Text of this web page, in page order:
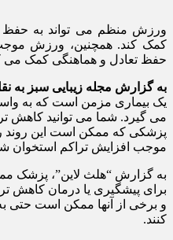
ورزش منظم می تواند به حفظ
کمک کند. همچنین، ورزش
حفظ تعادل و هماهنگی کمک می
به گزارش مجله زیبایی سبز به
یک بیماری مزمن است که به
می گیرد. شما می توانید کاهش
پزشکی که ممکن است این روند
موجب افزایش تراکم استخوان
به گزارش “هلث لاین”، پزشک
برای پیشگیری یا درمان کاهش
و برخی از آنها ممکن است حتی
کنند.